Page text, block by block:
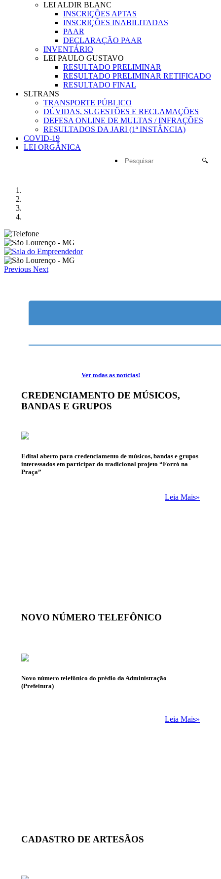
LEI ALDIR BLANC
INSCRIÇÕES APTAS
INSCRIÇÕES INABILITADAS
PAAR
DECLARAÇÃO PAAR
INVENTÁRIO
LEI PAULO GUSTAVO
RESULTADO PRELIMINAR
RESULTADO PRELIMINAR RETIFICADO
RESULTADO FINAL
SLTRANS
TRANSPORTE PÚBLICO
DÚVIDAS, SUGESTÕES E RECLAMAÇÕES
DEFESA ONLINE DE MULTAS / INFRAÇÕES
RESULTADOS DA JARI (1ª INSTÂNCIA)
COVID-19
LEI ORGÂNICA
🔍
Previous Next
Ver todas as notícias!
CREDENCIAMENTO DE MÚSICOS,
BANDAS E GRUPOS
Edital aberto para credenciamento de músicos, bandas e grupos
interessados em participar do tradicional projeto “Forró na
Praça”
Leia Mais»
NOVO NÚMERO TELEFÔNICO
Novo número telefônico do prédio da Administração
(Prefeitura)
Leia Mais»
CADASTRO DE ARTESÃOS